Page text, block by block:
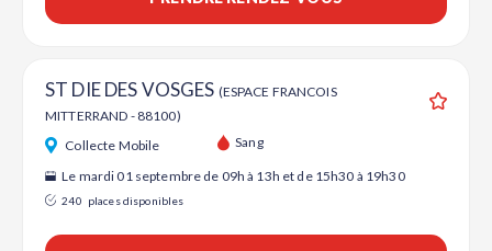
ST DIE DES VOSGES (ESPACE FRANCOIS
MITTERRAND - 88100)
Collecte Mobile Sang
Le mardi 01 septembre de 09h à 13h et de 15h30 à 19h30
240 places disponibles